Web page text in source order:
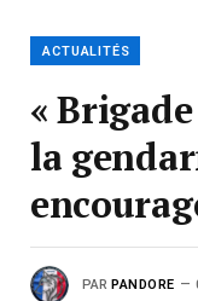
ACTUALITÉS
«
la
PAR PANDORE